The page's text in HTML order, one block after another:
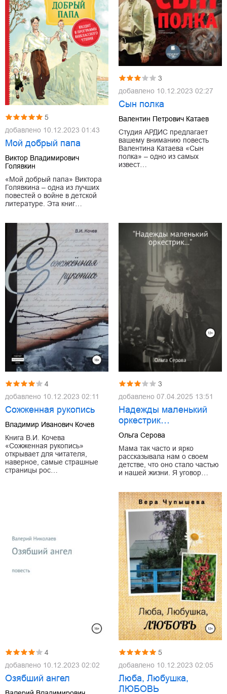
5
добавлено 10.12.2023 01:43
Мой добрый папа
Виктор Владимирович
Голявкин
«Мой добрый папа» Виктора
Голявкина – одна из лучших
повестей о войне в детской
литературе. Эта книг…
3
добавлено 10.12.2023 02:27
Сын полка
Валентин Петрович Катаев
Студия АРДИС предлагает
вашему вниманию повесть
Валентина Катаева «Сын
полка» – одно из самых
извест…
4
добавлено 10.12.2023 02:11
Сожженная рукопись
Владимир Иванович Кочев
Книга В.И. Кочева
«Сожженная рукопись»
открывает для читателя,
наверное, самые страшные
страницы рос…
3
добавлено 07.04.2025 13:51
Надежды маленький
оркестрик…
Ольга Серова
Мама так часто и ярко
рассказывала нам о своем
детстве, что оно стало частью
и нашей жизни. Я уговор…
4
добавлено 10.12.2023 02:02
Озябший ангел
5
добавлено 10.12.2023 02:05
Люба, Любушка,
ЛЮБОВЬ